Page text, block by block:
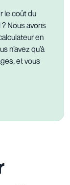
le coût du
Nous avons
en
n’avez qu’à
et vous